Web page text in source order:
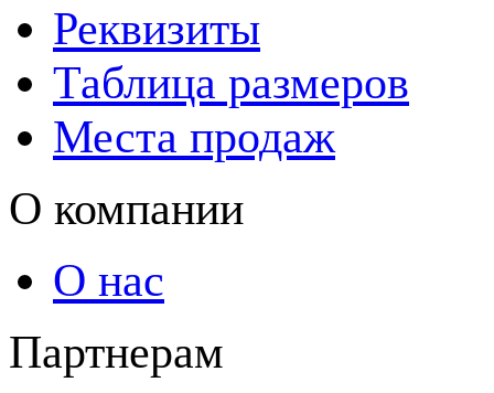
Реквизиты
Таблица размеров
Места продаж
О компании
О нас
Партнерам